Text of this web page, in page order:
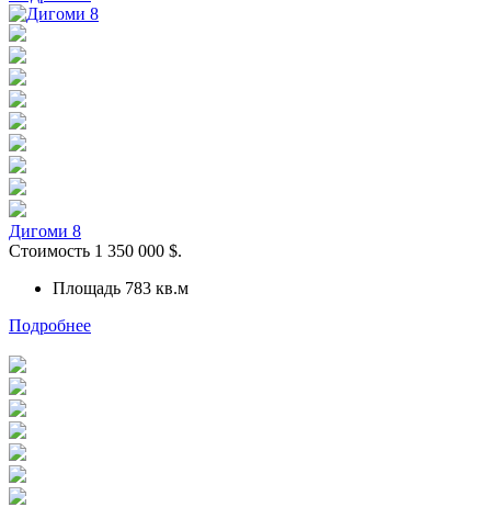
Дигоми 8
Стоимость 1 350 000 $.
Площадь 783 кв.м
Подробнее